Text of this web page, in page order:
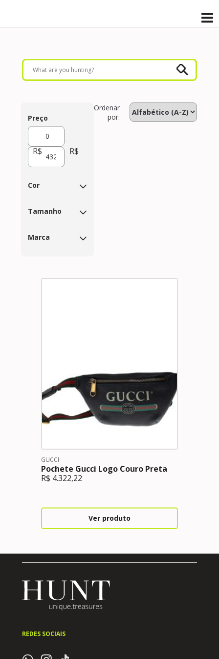
Preço
R$ R$
Cor
Tamanho
Marca
Ordenar
por:
GUCCI
Pochete Gucci Logo Couro Preta
R$ 4.322,22
Ver produto
REDES SOCIAIS